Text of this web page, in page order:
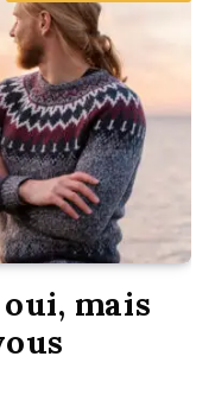
mais